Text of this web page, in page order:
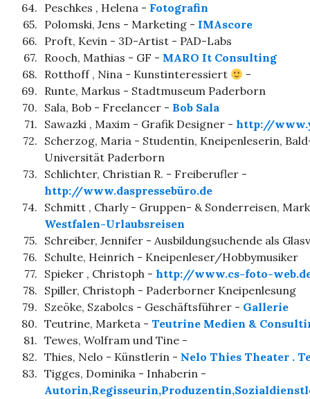
64. Peschkes , Helena - Fotografin
65. Polomski, Jens - Marketing - IMAscore
66. Proft, Kevin - 3D-Artist - PAD-Labs
67. Rooch, Mathias - GF - MARO It Consulting
68. Rotthoff , Nina - Kunstinteressiert
-
69. Runte, Markus - Stadtmuseum Paderborn
70. Sala, Bob - Freelancer - Bob Sala
71. Sawazki , Maxim - Grafik Designer - http://
72. Scherzog, Maria - Studentin, Kneipenleserin,
Universität Paderborn
73. Schlichter, Christian R. - Freiberufler -
http://www.daspressebüro.de
74. Schmitt , Charly - Gruppen- & Sonderreisen,
Westfalen-Urlaubsreisen
75. Schreiber, Jennifer - Ausbildungsuchende als
76. Schulte, Heinrich - Kneipenleser/Hobbymusiker
77. Spieker , Christoph - http://www.cs-foto-
78. Spiller, Christoph - Paderborner Kneipenlesung
79. Szeöke, Szabolcs - Geschäftsführer - Gallerie
80. Teutrine, Marketa - Teutrine Medien &
81. Tewes, Wolfram und Tine -
82. Thies, Nelo - Künstlerin - Nelo Thies Theater .
83. Tigges, Dominika - Inhaberin -